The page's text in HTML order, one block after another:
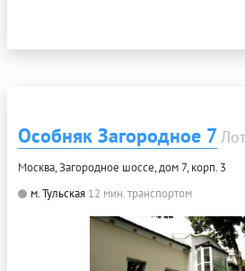
Особняк Загородное 7
Москва, Загородное шоссе, дом 7, корп. 3
м. Тульская 12 мин. транспортом